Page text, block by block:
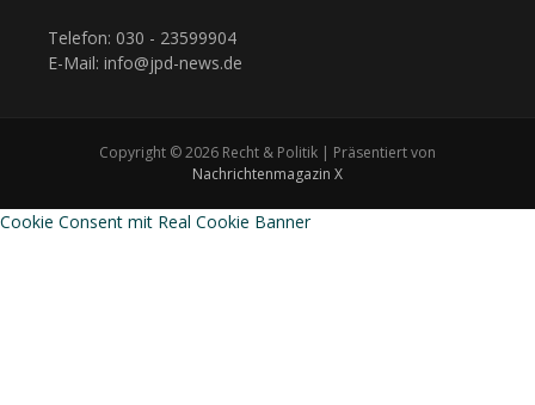
Telefon: 030 - 23599904
E-Mail: info@jpd-news.de
Copyright © 2026 Recht & Politik | Präsentiert von
Nachrichtenmagazin X
Cookie Consent mit Real Cookie Banner